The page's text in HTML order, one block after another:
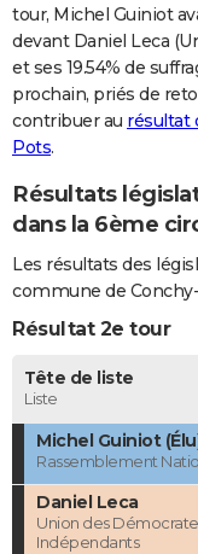
COPAINS D'AVANT
S'inscrire
Se connecter
Lycées
Collèges
Primaires
Universités
Entreprises
Service militaire
Avis de recherche
AVIS DE DÉCÈS
FORUM
tour, Michel Guiniot
devant Daniel Leca
et ses 19.54% de
prochain, priés de
contribuer au résultat
Pots.
Résultats
dans la 6ème
Les résultats des
commune de
Résultat 2e tour
Tête de liste
Liste
Michel Guiniot
Rassemblement
Daniel Leca
Union des
Indépendants